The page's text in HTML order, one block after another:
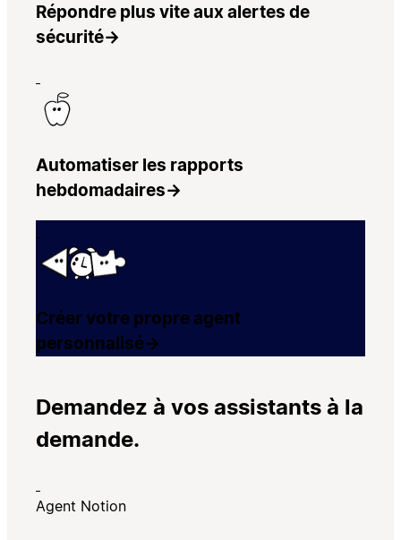
Répondre plus vite aux alertes de
sécurité→
Automatiser les rapports
hebdomadaires→
Créer votre propre agent
personnalisé→
Demandez à vos assistants à la
demande.
Agent Notion